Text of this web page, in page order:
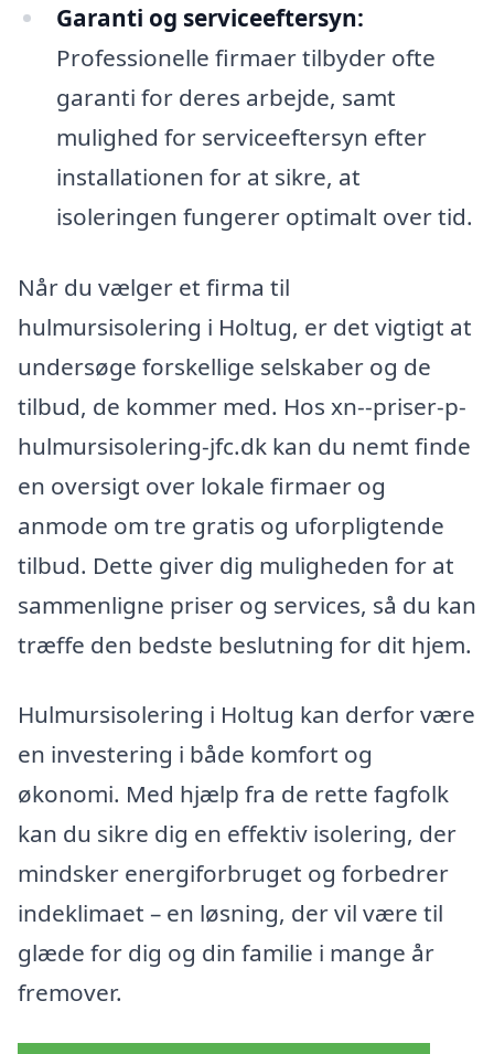
Garanti og serviceeftersyn:
Professionelle firmaer tilbyder ofte
garanti for deres arbejde, samt
mulighed for serviceeftersyn efter
installationen for at sikre, at
isoleringen fungerer optimalt over tid.
Når du vælger et firma til
hulmursisolering i Holtug, er det vigtigt at
undersøge forskellige selskaber og de
tilbud, de kommer med. Hos xn--priser-p-
hulmursisolering-jfc.dk kan du nemt finde
en oversigt over lokale firmaer og
anmode om tre gratis og uforpligtende
tilbud. Dette giver dig muligheden for at
sammenligne priser og services, så du kan
træffe den bedste beslutning for dit hjem.
Hulmursisolering i Holtug kan derfor være
en investering i både komfort og
økonomi. Med hjælp fra de rette fagfolk
kan du sikre dig en effektiv isolering, der
mindsker energiforbruget og forbedrer
indeklimaet – en løsning, der vil være til
glæde for dig og din familie i mange år
fremover.